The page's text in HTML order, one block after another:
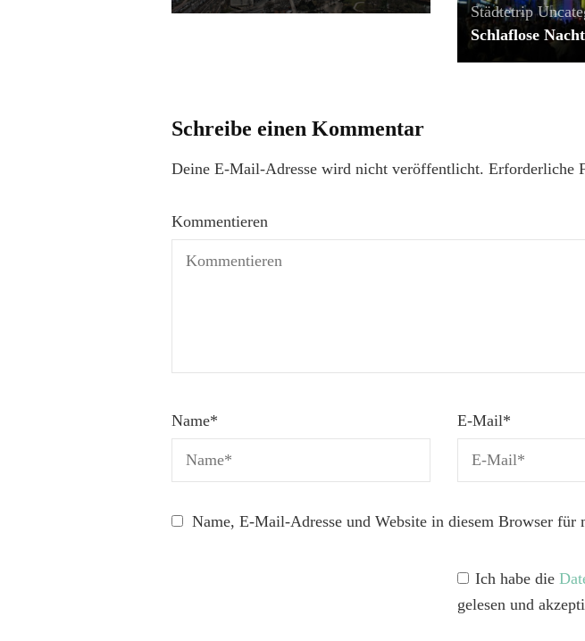
Städtetrip
Schlaflose Nacht
Schreibe einen Kommentar
Deine E-Mail-Adresse wird nicht veröffentlicht. Erforderliche
Kommentieren
Name* E-Mail*
Name, E-Mail-Adresse und Website in diesem Browser für
Ich habe die
gelesen und